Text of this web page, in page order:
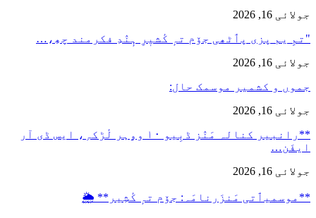
جولائی 16, 2026
"تمِ یم پزی پٲٹھی جۆم تہٕ کٔشیٖرِ ہٕنٛدِ فکرمند چھِ،…
جولائی 16, 2026
جموں و کشمیر موسمک حال:
جولائی 16, 2026
**رانبیر کنالہ مَنٛز ڈبِیو ۱۰ وۄہر لٔڑکہِ، ایس ڈی آر
ایفَن…
جولائی 16, 2026
**موسمیٲتی مَنزَرنامَہ: جۆم تہٕ کٔشِیر** 🌦️